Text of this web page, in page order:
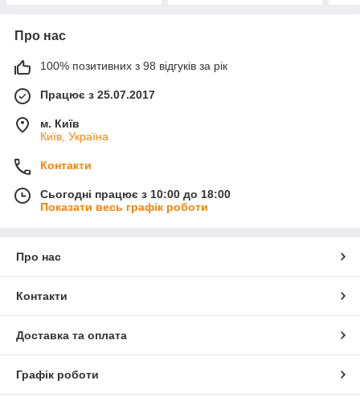
Про нас
100% позитивних з 98 відгуків за рік
Працює з 25.07.2017
м. Київ
Київ, Україна
Контакти
Сьогодні працює з 10:00 до 18:00
Показати весь графік роботи
Про нас
Контакти
Доставка та оплата
Графік роботи